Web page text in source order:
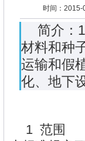
时间：2015-
简介：
材料和种
运输和假
化、地下
1 范围